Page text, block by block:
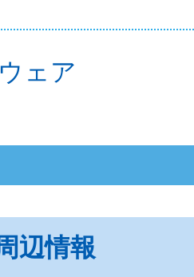
ェア
辺情報